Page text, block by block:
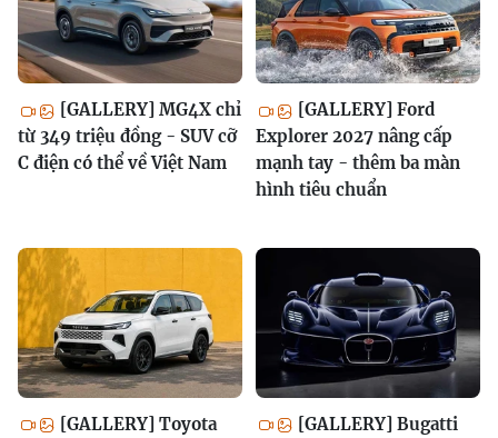
[GALLERY] MG4X chỉ
từ 349 triệu đồng - SUV cỡ
C điện có thể về Việt Nam
[GALLERY] Ford
Explorer 2027 nâng cấp
mạnh tay - thêm ba màn
hình tiêu chuẩn
[GALLERY] Toyota
[GALLERY] Bugatti